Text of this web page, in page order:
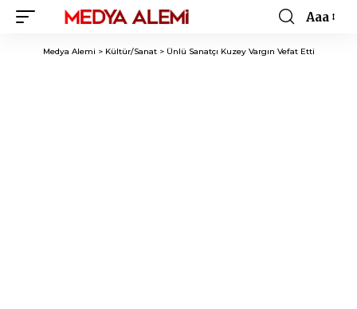
Font
Resizer
Aaa
Medya Alemi > Kültür/Sanat> Ünlü Sanatçı Kuzey Vargın Vefat Etti